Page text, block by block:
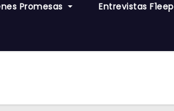
Promesas Entrevistas F1eep